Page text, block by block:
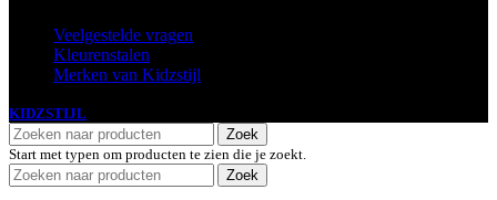
Veelgestelde vragen
Kleurenstalen
Merken van Kidzstijl
KIDZSTIJL
Zoek
Start met typen om producten te zien die je zoekt.
Zoek